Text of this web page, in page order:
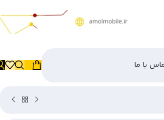
با ما